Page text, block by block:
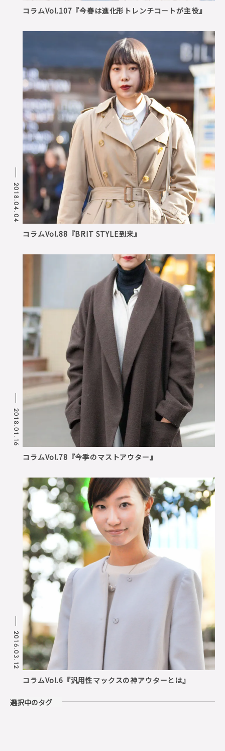
コラムVol.107『今春は進化形トレンチコートが主役』
2018.04.04
コラムVol.88『BRIT STYLE到来』
2018.01.16
コラムVol.78『今季のマストアウター』
2016.03.12
コラムVol.6『汎用性マックスの神アウターとは』
選択中のタグ